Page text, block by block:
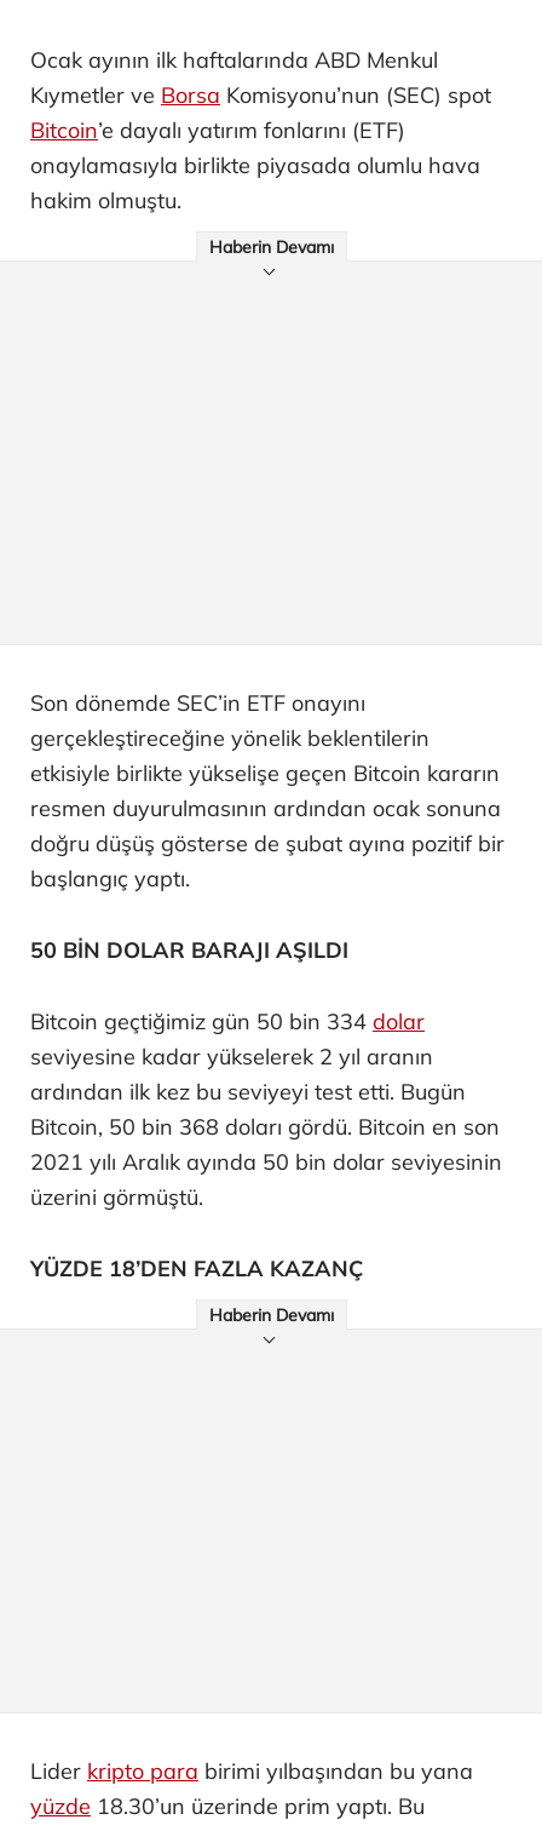
Ocak ayının ilk haftalarında ABD Menkul
Kıymetler ve Borsa Komisyonu’nun (SEC) spot
Bitcoin’e dayalı yatırım fonlarını (ETF)
onaylamasıyla birlikte piyasada olumlu hava
hakim olmuştu.
Haberin Devamı
Son dönemde SEC’in ETF onayını
gerçekleştireceğine yönelik beklentilerin
etkisiyle birlikte yükselişe geçen Bitcoin kararın
resmen duyurulmasının ardından ocak sonuna
doğru düşüş gösterse de şubat ayına pozitif bir
başlangıç yaptı.
50 BİN DOLAR BARAJI AŞILDI
Bitcoin geçtiğimiz gün 50 bin 334 dolar
seviyesine kadar yükselerek 2 yıl aranın
ardından ilk kez bu seviyeyi test etti. Bugün
Bitcoin, 50 bin 368 doları gördü. Bitcoin en son
2021 yılı Aralık ayında 50 bin dolar seviyesinin
üzerini görmüştü.
YÜZDE 18’DEN FAZLA KAZANÇ
Haberin Devamı
Lider kripto para birimi yılbaşından bu yana
yüzde 18.30’un üzerinde prim yaptı. Bu